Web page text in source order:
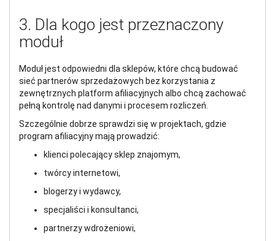
3. Dla kogo jest przeznaczony
moduł
Moduł jest odpowiedni dla sklepów, które chcą budować
sieć partnerów sprzedażowych bez korzystania z
zewnętrznych platform afiliacyjnych albo chcą zachować
pełną kontrolę nad danymi i procesem rozliczeń.
Szczególnie dobrze sprawdzi się w projektach, gdzie
program afiliacyjny mają prowadzić:
klienci polecający sklep znajomym,
twórcy internetowi,
blogerzy i wydawcy,
specjaliści i konsultanci,
partnerzy wdrożeniowi,